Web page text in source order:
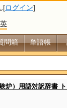
[ログイン]
問箱 単語帳
炉）用語対訳辞書